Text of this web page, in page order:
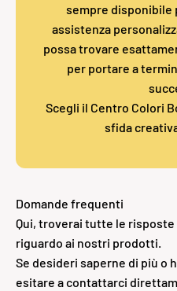
sempre disponibile
assistenza
possa trovare
per portare a
Scegli il Centro Colori
sfida
Domande frequenti
Qui, troverai tutte le
riguardo ai nostri prodotti.
Se desideri saperne di più o
esitare a contattarci